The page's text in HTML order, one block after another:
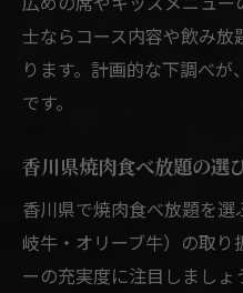
士ならコース内容や飲み
ります。計画的な下調べ
です。
香川県焼肉食べ放題の選
香川県で焼肉食べ放題を
岐牛・オリーブ牛）の取
ーの充実度に注目しまし